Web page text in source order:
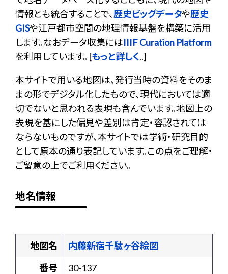
情報とも統合することで、歴史ビッグデータや歴史
GISや江戸都市空間の地理情報基盤を構築に活用
します。なおデータ収集にはIIIF Curation Platform
を利用しています。 [もっと詳しく..]
本サイトで用いる地図は、発行当時の資料をそのま
まの形でデジタル化したもので、現代においては適
切でないと思われる表現も含んでいます。地図上の
表現を基にした偏見や差別は肯定・容認されては
ならないものですが、本サイトでは学術・研究目的
として原本の通り表記しています。この点をご理解・
ご留意の上でご利用ください。
地名情報
地図名
内藤新宿千駄ヶ谷絵図
番号
30-137